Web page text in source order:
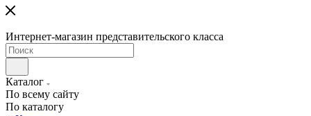
Интернет-магазин представительского класса
Каталог
По всему сайту
По каталогу